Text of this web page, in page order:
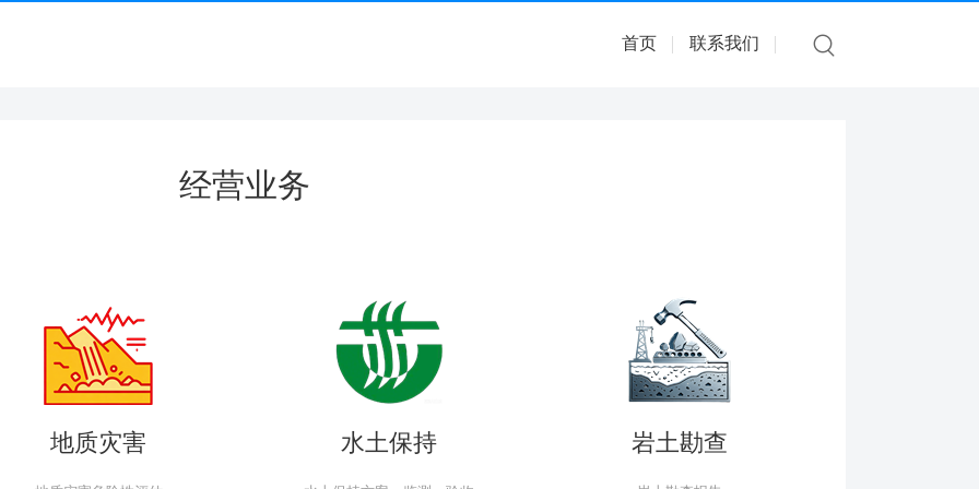
首页 联系我们
经营业务
地质灾害 水土保持 岩土勘查